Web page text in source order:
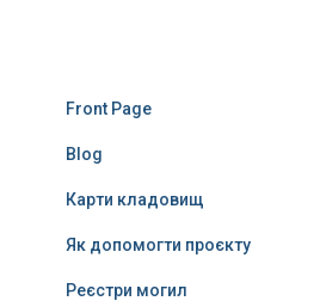
Front Page
Blog
Карти кладовищ
Як допомогти проєкту
Реєстри могил